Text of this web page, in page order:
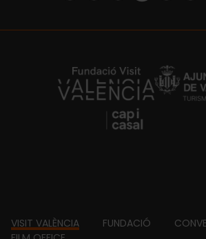
https://
Footer
VISIT VALÈNCIA FUNDACIÓ